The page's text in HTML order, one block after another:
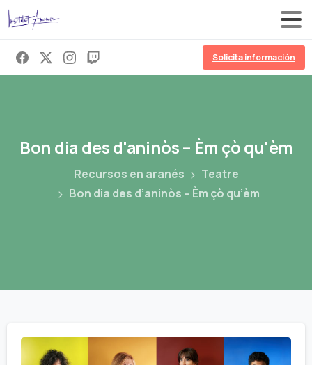
Solicita información
Bon dia desd'aninòs– Èm çòqu'èm
Recursos en aranés
Teatre
Bon dia des d’aninòs – Èm çò qu’èm